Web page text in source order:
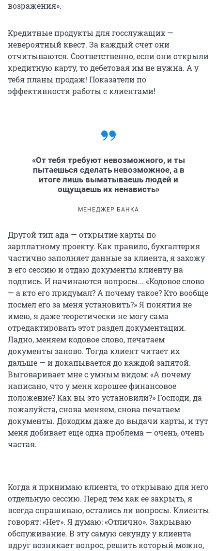
возражения».
Кредитные продукты для госслужащих —
невероятный квест. За каждый счет они
отчитываются. Соответственно, если они открыли
кредитную карту, то дебетовая им не нужна. А у
тебя планы продаж! Показатели по
эффективности работы с клиентами!
«От тебя требуют невозможного, и ты
пытаешься сделать невозможное, а в
итоге лишь выматываешь людей и
ощущаешь их ненависть»
МЕНЕДЖЕР БАНКА
Другой тип ада — открытие карты по
зарплатному проекту. Как правило, бухгалтерия
частично заполняет данные за клиента, я захожу
в его сессию и отдаю документы клиенту на
подпись. И начинаются вопросы... «Кодовое слово
— а кто его придумал? А почему такое? Кто вообще
посмел его за меня установить?» Я понятия не
имею, я даже теоретически не могу сама
отредактировать этот раздел документации.
Ладно, меняем кодовое слово, печатаем
документы заново. Тогда клиент читает их
дальше — и докапывается до каждой запятой.
Выговаривает мне с умным видом: «А почему
написано, что у меня хорошее финансовое
положение? Как вы это установили?» Господи, да
пожалуйста, снова меняем, снова печатаем
документы. Доходим даже до выдачи карты, и тут
меня добивает еще одна проблема — очень, очень
частая.
Когда я принимаю клиента, то открываю для него
отдельную сессию. Перед тем как ее закрыть, я
всегда спрашиваю, остались ли вопросы. Клиенты
говорят: «Нет». Я думаю: «Отлично». Закрываю
обслуживание. В эту самую секунду у клиента
вдруг возникает вопрос, решить который можно,